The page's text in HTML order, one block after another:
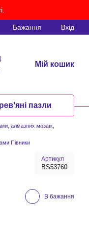
Бажання Вхід
Мій кошик
пазли
алмазних мозаїк,
Півники
Артикул
BS53760
В бажання